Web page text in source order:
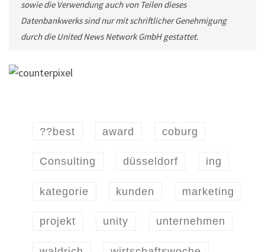
sowie die Verwendung auch von Teilen dieses
Datenbankwerks sind nur mit schriftlicher Genehmigung
durch die United News Network GmbH gestattet.
??best award coburg
Consulting düsseldorf ing
kategorie kunden marketing
projekt unity unternehmen